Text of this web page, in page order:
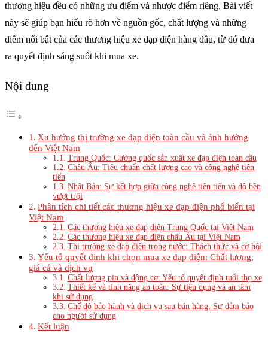
thương hiệu đều có những ưu điểm và nhược điểm riêng. Bài viết
này sẽ giúp bạn hiểu rõ hơn về nguồn gốc, chất lượng và những
điểm nổi bật của các thương hiệu xe đạp điện hàng đầu, từ đó đưa
ra quyết định sáng suốt khi mua xe.
Nội dung
Xu hướng thị trường xe đạp điện toàn cầu và ảnh hưởng
đến Việt Nam
Trung Quốc: Cường quốc sản xuất xe đạp điện toàn cầu
Châu Âu: Tiêu chuẩn chất lượng cao và công nghệ tiên
tiến
Nhật Bản: Sự kết hợp giữa công nghệ tiên tiến và độ bền
vượt trội
Phân tích chi tiết các thương hiệu xe đạp điện phổ biến tại
Việt Nam
Các thương hiệu xe đạp điện Trung Quốc tại Việt Nam
Các thương hiệu xe đạp điện châu Âu tại Việt Nam
Thị trường xe đạp điện trong nước: Thách thức và cơ hội
Yếu tố quyết định khi chọn mua xe đạp điện: Chất lượng,
giá cả và dịch vụ
Chất lượng pin và động cơ: Yếu tố quyết định tuổi thọ xe
Thiết kế và tính năng an toàn: Sự tiện dụng và an tâm
khi sử dụng
Chế độ bảo hành và dịch vụ sau bán hàng: Sự đảm bảo
cho người sử dụng
Kết luận